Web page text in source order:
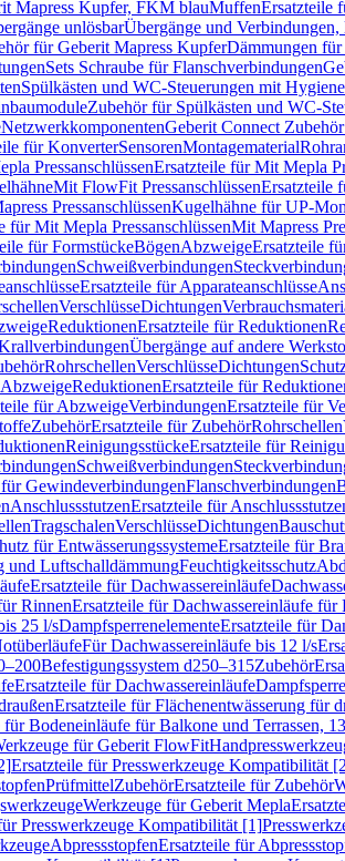
Mapress Kupfer, FKM blauMuffenErsatzteile
unlösbarÜbergänge und Verbindungen,
für Geberit Mapress KupferDämmungen für
Sets Schraube für Flanschverbindungen
Spülkästen und WC-Steuerungen mit
Zubehör für Spülkästen und WC-
NetzwerkkomponentenGeberit Connect
für KonverterSensorenMontagematerial
PressanschlüssenErsatzteile für Mit Mepla
Mit FlowFit PressanschlüssenErsatzteile
PressanschlüssenKugelhähne für UP-
für Mit Mepla PressanschlüssenMit Mapress
für FormstückeBögenAbzweigeErsatzteile
Schweißverbindungen
Ersatzteile für Apparateanschlüsse
VerschlüsseDichtungen
ReduktionenErsatzteile für Reduktionen
Übergänge auf andere
RohrschellenVerschlüsseDichtungen
ReduktionenErsatzteile für
für AbzweigeVerbindungenErsatzteile für
ZubehörErsatzteile für ZubehörRohrschellen
ReinigungsstückeErsatzteile für
Schweißverbindungen
GewindeverbindungenFlanschverbindungen
AnschlussstutzenErsatzteile für
TragschalenVerschlüsseDichtungen
für EntwässerungssystemeErsatzteile für
und LuftschalldämmungFeuchtigkeitsschutz
Ersatzteile für Dachwassereinläufe
RinnenErsatzteile für Dachwassereinläufe für
25 l/sDampfsperrenelementeErsatzteile für
Für Dachwassereinläufe bis 12 l/s
Befestigungssystem d250–315Zubehör
Ersatzteile für Dachwassereinläufe
Ersatzteile für Flächenentwässerung für
für Bodeneinläufe für Balkone und Terrassen,
für Geberit FlowFit
Ersatzteile für Presswerkzeuge Kompatibilität
PrüfmittelZubehörErsatzteile für Zubehör
Werkzeuge für Geberit Mepla
Presswerkzeuge Kompatibilität [1]
AbpressstopfenErsatzteile für